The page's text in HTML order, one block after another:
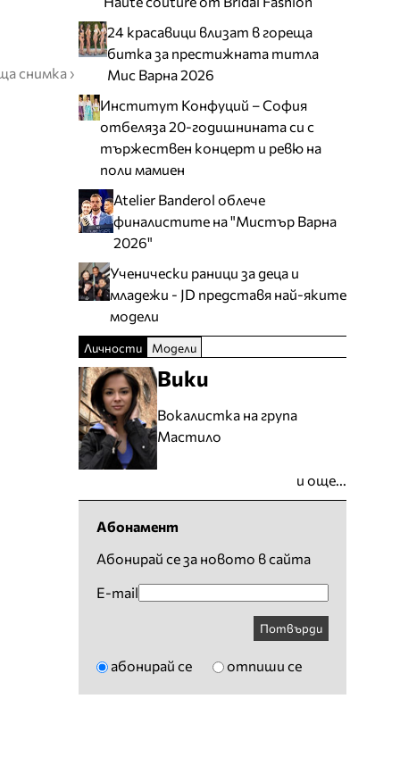
снимка ›
24 красавици влизат в гореща
битка за престижната титла
Мис Варна 2026
Институт Конфуций – София
отбеляза 20-годишнината си с
тържествен концерт и ревю на
поли мамиен
Atelier Banderol облече
финалистите на "Мистър Варна
2026"
Ученически раници за деца и
младежи - JD представя най-яките
модели
Личности Модели
Вики
Вокалистка на група
Мастило
и още...
Абонамент
Абонирай се за новото в сайта
E-mail
Потвърди
абонирай се отпиши се